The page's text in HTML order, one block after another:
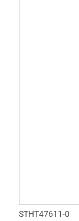
STHT47611-0